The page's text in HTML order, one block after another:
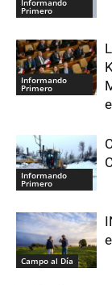
Primero
Informando
Primero
Informando
Primero
Campo al Día